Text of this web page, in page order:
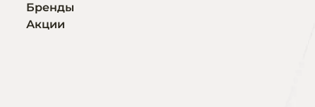
Бренды
Акции